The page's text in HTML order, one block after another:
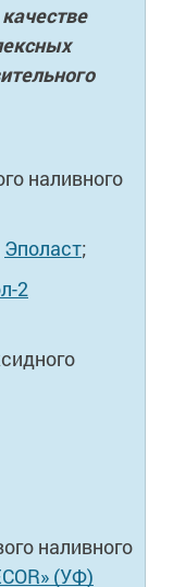
наливного
Эполаст;
2
наливного
(УФ)